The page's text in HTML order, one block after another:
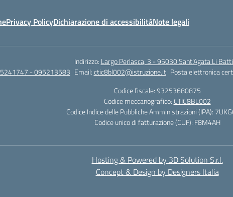
Privacy PolicyDichiarazione di accessibilitàNote legali
Indirizzo: Largo Perlasca, 3 - 95030 Sant’Agata Li
- 095213583 Email:ctic8bl002@istruzione.it Posta elettronica
Codice fiscale: 93253680875
Codice meccanografico: CTIC8BL002
Codice Indice delle Pubbliche Amministrazioni (IPA):
Codice unico di fatturazione (CUF): F8M4AH
Hosting & Powered by 3D Solution S.r.l.
Concept & Design by Designers Italia